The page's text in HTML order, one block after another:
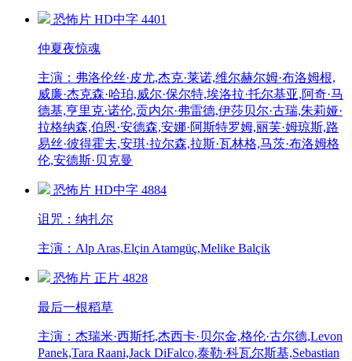
恐怖片 HD中字 4401
仲夏夜惊魂
主演：弗洛伦丝·皮尤,杰克·莱诺,维尔赫尔姆·布洛姆根,
威廉·杰克森·哈珀,威尔·保尔特,埃洛拉·托尔基亚,阿奇·马
德基,亨里克·诺伦,贡内尔·弗雷德,伊莎贝尔·古瑞,朱莉娅·
拉格纳森,伯恩·安德森,安娜·阿斯特罗姆,丽芙·姆琼斯,路
易丝·彼得霍夫,安琪·拉尔森,拉斯·瓦林格,马茨·布洛姆格
伦,安德斯·贝克曼
恐怖片 HD中字 4884
诅咒：纳扎尔
主演：Alp Aras,Elçin Atamgüç,Melike Balçik
恐怖片 正片 4828
最后一根稻草
主演：杰瑞米·西斯托,杰西卡·贝尔金,格伦·古尔德,Levon
Panek,Tara Raani,Jack DiFalco,泰勒·科瓦尔斯基,Sebastian